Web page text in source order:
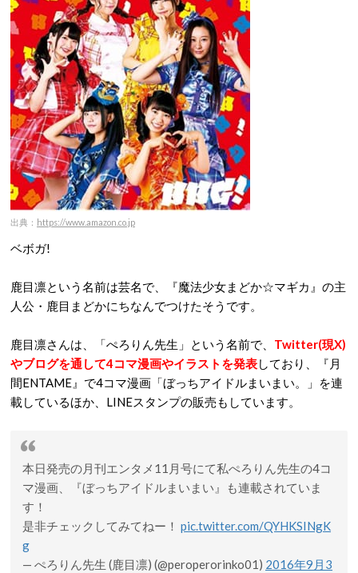
出典： https://www.amazon.co.jp
ベボガ!
鹿目凛という名前は芸名で、『魔法少女まどか☆マギカ』の主
人公・鹿目まどかにちなんでつけたそうです。
鹿目凛さんは、「ぺろりん先生」という名前で、 Twitter(現X)
やブログを通して4コマ漫画やイラストを発表しており、『月
間ENTAME』で4コマ漫画「ぼっちアイドルまいまい。」を連
載しているほか、LINEスタンプの販売もしています。
本日発売の月刊エンタメ11月号にて私ぺろりん先生の4コ
マ漫画、『ぼっちアイドルまいまい』も連載されていま
す！
是非チェックしてみてねー！ pic.twitter.com/QYHKSINgK
g
— ぺろりん先生 (鹿目凛) (@peroperorinko01) 2016年9月3